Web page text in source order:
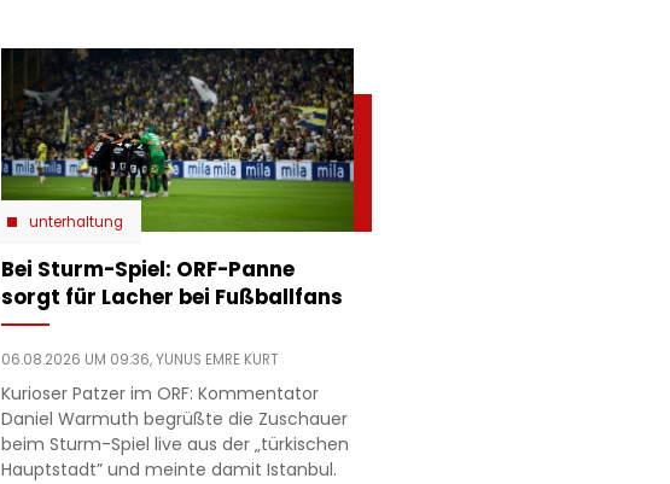
unterhaltung
Bei Sturm-Spiel: ORF-Panne
sorgt für Lacher bei Fußballfans
06.08.2026 UM 09:36,YUNUS EMRE KURT
Kurioser Patzer im ORF: Kommentator
Daniel Warmuth begrüßte die Zuschauer
beim Sturm-Spiel live aus der „türkischen
Hauptstadt” und meinte damit Istanbul.